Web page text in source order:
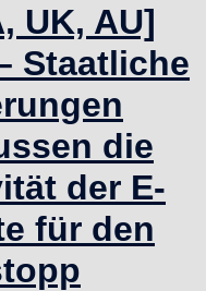
UK, AU]
Staatliche
die
der E-
für den